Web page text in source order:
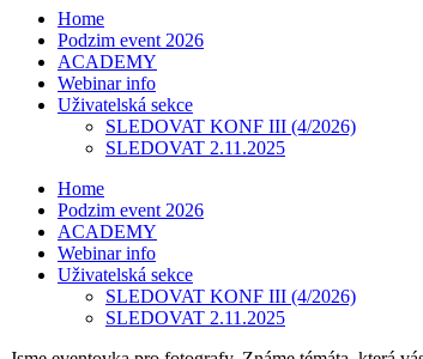
Home
Podzim event 2026
ACADEMY
Webinar info
Uživatelská sekce
SLEDOVAT KONF III (4/2026)
SLEDOVAT 2.11.2025
Home
Podzim event 2026
ACADEMY
Webinar info
Uživatelská sekce
SLEDOVAT KONF III (4/2026)
SLEDOVAT 2.11.2025